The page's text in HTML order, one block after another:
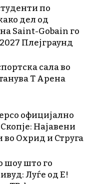
по
дел од
Saint-Gobain го
Плејграунд
сала во
Т Арена
официјално
Најавени
Охрид и Струга
шоу што го
Луѓе од E!